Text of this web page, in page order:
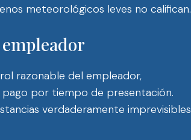
meteorológicos leves no califican.
razonable del empleador,
por tiempo de presentación.
verdaderamente imprevisibles